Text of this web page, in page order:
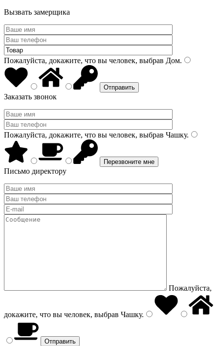
Вызвать замерщика
Пожалуйста, докажите, что вы человек, выбрав Дом.
Заказать звонок
Пожалуйста, докажите, что вы человек, выбрав Чашку.
Письмо директору
Пожалуйста,
докажите, что вы человек, выбрав Чашку.